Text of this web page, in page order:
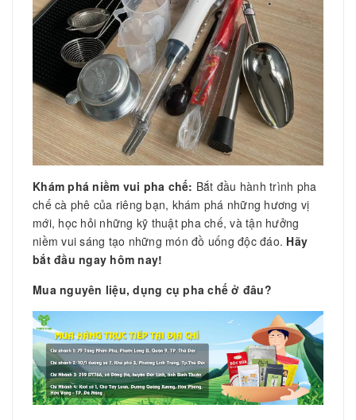
Khám phá niềm vui pha chế: Bắt đầu hành trình pha
chế cà phê của riêng bạn, khám phá những hương vị
mới, học hỏi những kỹ thuật pha chế, và tận hưởng
niềm vui sáng tạo những món đồ uống độc đáo. Hãy
bắt đầu ngay hôm nay!
Mua nguyên liệu, dụng cụ pha chế ở đâu?